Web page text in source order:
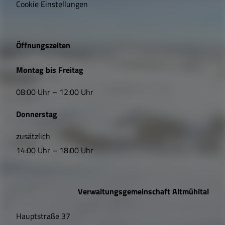
e
L
n
k
s
Cookie Einstellungen
Öffnungszeiten
Montag bis Freitag
08:00 Uhr – 12:00 Uhr
Donnerstag
zusätzlich
14:00 Uhr – 18:00 Uhr
Verwaltungsgemeinschaft Altmühltal
Hauptstraße 37